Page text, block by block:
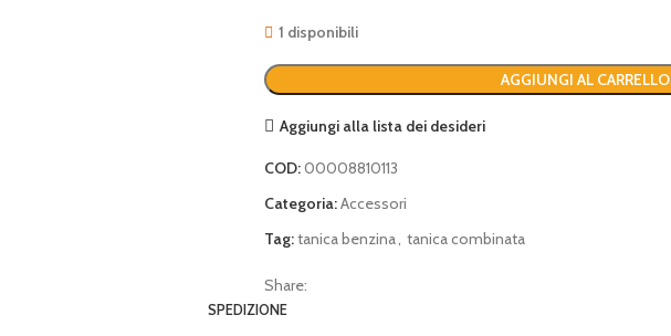
1 disponibili
AGGIUNGI AL CARRELLO
Aggiungi alla lista dei desideri
COD:00008810113
Categoria:Accessori
Tag:tanica benzina, tanica combinata
Share:
SPEDIZIONE